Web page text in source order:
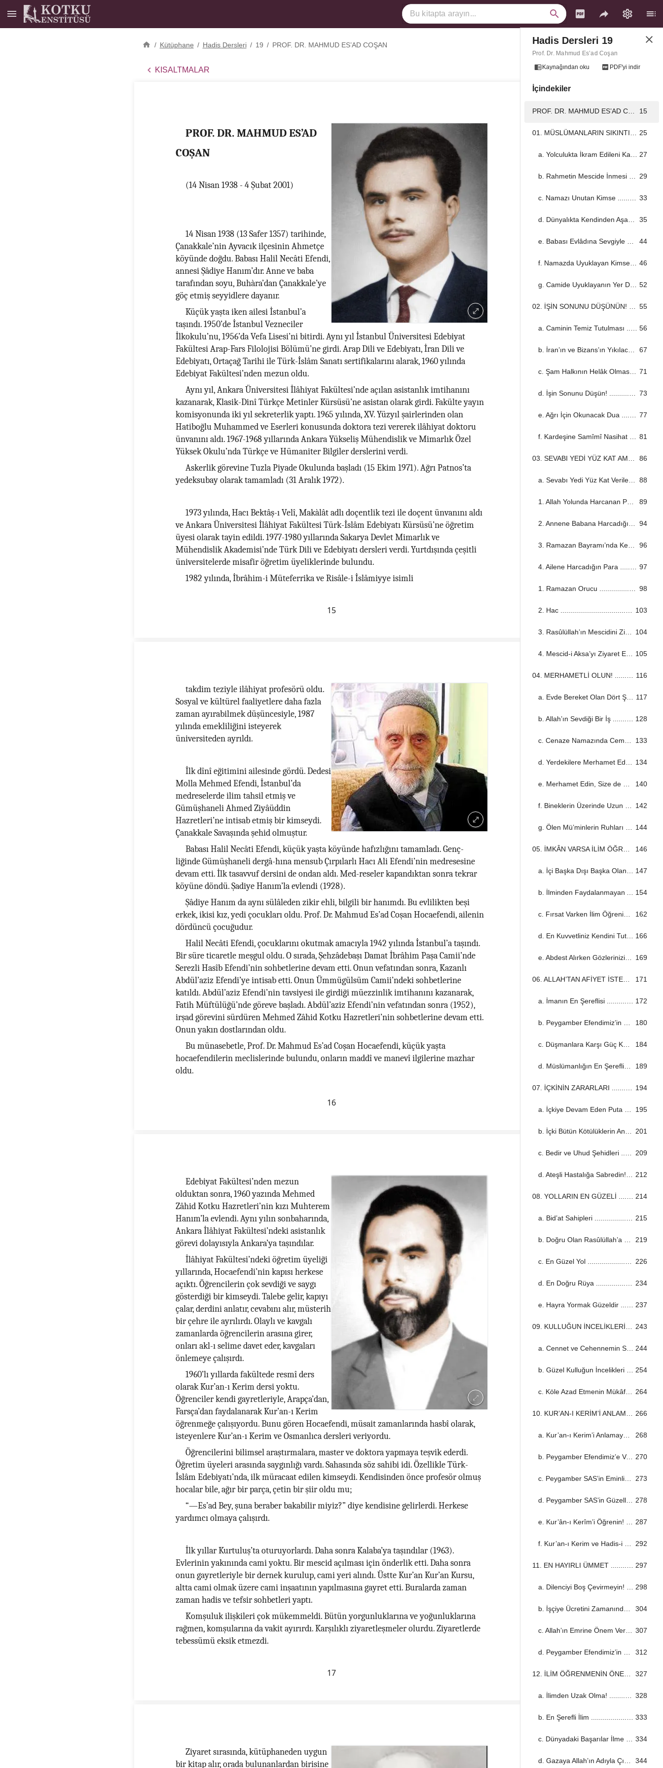
Hadis Dersleri 19
Prof. Dr. Mahmud Es’ad Coşan
Kaynağından oku
PDF'yi indir
İçindekiler
3
ÖNSÖZ ................................................................................................................................... 11
15
25
27
29
33
35
44
46
52
55
56
67
71
73
77
81
86
88
89
94
96
97
98
103
104
105
116
117
128
133
134
140
142
144
146
147
154
162
166
169
171
172
180
184
189
194
195
201
209
212
214
215
219
226
234
237
243
244
254
264
266
268
b. Peygamber Efendimiz’e Vahiy Gelmesi ................................................................................................................................... 270
273
278
287
292
297
298
304
307
312
327
328
333
334
344
/ Kütüphane / Hadis Dersleri / 19 / PROF. DR. MAHMUD ES’AD COŞAN
KISALTMALAR
PROF. DR. MAHMUD ES’AD
COŞAN
(14 Nisan 1938 - 4 Şubat 2001)
14 Nisan 1938 (13 Safer 1357) tarihinde,
Çanakkale’nin Ayvacık ilçesinin Ahmetçe
köyünde doğdu. Babası Halil Necâti Efendi,
annesi Şâdiye Hanım’dır. Anne ve baba
tarafından soyu, Buhàra’dan Çanakkale’ye
göç etmiş seyyidlere dayanır.
Küçük yaşta iken ailesi İstanbul’a
taşındı. 1950’de İstanbul Vezneciler
İlkokulu’nu, 1956’da Vefa Lisesi’ni bitirdi. Aynı yıl İstanbul Üniversitesi Edebiyat
Fakültesi Arap-Fars Filolojisi Bölümü’ne girdi. Arap Dili ve Edebiyatı, İran Dili ve
Edebiyatı, Ortaçağ Tarihi ile Türk-İslâm Sanatı sertifikalarını alarak, 1960 yılında
Edebiyat Fakültesi’nden mezun oldu.
Aynı yıl, Ankara Üniversitesi İlâhiyat Fakültesi’nde açılan asistanlık imtihanını
kazanarak, Klasik-Dinî Türkçe Metinler Kürsüsü’ne asistan olarak girdi. Fakülte yayın
komisyonunda iki yıl sekreterlik yaptı. 1965 yılında, XV. Yüzyıl şairlerinden olan
Hatiboğlu Muhammed ve Eserleri konusunda doktora tezi vererek ilâhiyat doktoru
ünvanını aldı. 1967-1968 yıllarında Ankara Yükseliş Mühendislik ve Mimarlık Özel
Yüksek Okulu’nda Türkçe ve Hümaniter Bilgiler derslerini verdi.
Askerlik görevine Tuzla Piyade Okulunda başladı (15 Ekim 1971). Ağrı Patnos’ta
yedeksubay olarak tamamladı (31 Aralık 1972).
1973 yılında, Hacı Bektâş-ı Velî, Makàlât adlı doçentlik tezi ile doçent ünvanını aldı
ve Ankara Üniversitesi İlâhiyat Fakültesi Türk-İslâm Edebiyatı Kürsüsü’ne öğretim
üyesi olarak tayin edildi. 1977-1980 yıllarında Sakarya Devlet Mimarlık ve
Mühendislik Akademisi’nde Türk Dili ve Edebiyatı dersleri verdi. Yurtdışında çeşitli
üniversitelerde misafir öğretim üyeliklerinde bulundu.
1982 yılında, İbrâhim-i Müteferrika ve Risâle-i İslâmiyye isimli
15
takdim teziyle ilâhiyat profesörü oldu.
Sosyal ve kültürel faaliyetlere daha fazla
zaman ayırabilmek düşüncesiyle, 1987
yılında emekliliğini isteyerek
üniversiteden ayrıldı.
İlk dînî eğitimini ailesinde gördü. Dedesi
Molla Mehmed Efendi, İstanbul’da
medreselerde ilim tahsil etmiş ve
Gümüşhaneli Ahmed Ziyâüddin
Hazretleri’ne intisab etmiş bir kimseydi.
Çanakkale Savaşında şehid olmuştur.
Babası Halil Necâti Efendi, küçük yaşta köyünde hafızlığını tamamladı. Genç-
liğinde Gümüşhaneli dergâ-hına mensub Çırpılarlı Hacı Ali Efendi’nin medresesine
devam etti. İlk tasavvuf dersini de ondan aldı. Med-reseler kapandıktan sonra tekrar
köyüne döndü. Şadiye Hanım’la evlendi (1928).
Şâdiye Hanım da aynı sülâleden zikir ehli, bilgili bir hanımdı. Bu evlilikten beşi
erkek, ikisi kız, yedi çocukları oldu. Prof. Dr. Mahmud Es’ad Coşan Hocaefendi, ailenin
dördüncü çocuğudur.
Halil Necâti Efendi, çocuklarını okutmak amacıyla 1942 yılında İstanbul’a taşındı.
Bir süre ticaretle meşgul oldu. O sırada, Şehzâdebaşı Damat İbrâhim Paşa Camii’nde
Serezli Hasîb Efendi’nin sohbetlerine devam etti. Onun vefatından sonra, Kazanlı
Abdül’aziz Efendi’ye intisab etti. Onun Ümmügülsüm Camii’ndeki sohbetlerine
katıldı. Abdül’aziz Efendi’nin tavsiyesi ile girdiği müezzinlik imtihanını kazanarak,
Fatih Müftülüğü’nde göreve başladı. Abdül’aziz Efendi’nin vefatından sonra (1952),
irşad görevini sürdüren Mehmed Zâhid Kotku Hazretleri’nin sohbetlerine devam etti.
Onun yakın dostlarından oldu.
Bu münasebetle, Prof. Dr. Mahmud Es’ad Coşan Hocaefendi, küçük yaşta
hocaefendilerin meclislerinde bulundu, onların maddî ve manevî ilgilerine mazhar
oldu.
16
Edebiyat Fakültesi’nden mezun
olduktan sonra, 1960 yazında Mehmed
Zâhid Kotku Hazretleri’nin kızı Muhterem
Hanım’la evlendi. Aynı yılın sonbaharında,
Ankara İlâhiyat Fakültesi’ndeki asistanlık
görevi dolayısıyla Ankara’ya taşındılar.
İlâhiyat Fakültesi’ndeki öğretim üyeliği
yıllarında, Hocaefendi’nin kapısı herkese
açıktı. Öğrencilerin çok sevdiği ve saygı
gösterdiği bir kimseydi. Talebe gelir, kapıyı
çalar, derdini anlatır, cevabını alır, müsterih
bir çehre ile ayrılırdı. Olaylı ve kavgalı
zamanlarda öğrencilerin arasına girer,
onları akl-ı selime davet eder, kavgaları
önlemeye çalışırdı.
1960’lı yıllarda fakültede resmî ders
olarak Kur’an-ı Kerim dersi yoktu.
Öğrenciler kendi gayretleriyle, Arapça’dan,
Farsça’dan faydalanarak Kur’an-ı Kerim
öğrenmeğe çalışıyordu. Bunu gören Hocaefendi, müsait zamanlarında hasbî olarak,
isteyenlere Kur’an-ı Kerim ve Osmanlıca dersleri veriyordu.
Öğrencilerini bilimsel araştırmalara, master ve doktora yapmaya teşvik ederdi.
Öğretim üyeleri arasında saygınlığı vardı. Sahasında söz sahibi idi. Özellikle Türk-
İslâm Edebiyatı’nda, ilk müracaat edilen kimseydi. Kendisinden önce profesör olmuş
hocalar bile, ağır bir parça, çetin bir şiir oldu mu;
“—Es’ad Bey, şuna beraber bakabilir miyiz?” diye kendisine gelirlerdi. Herkese
yardımcı olmaya çalışırdı.
İlk yıllar Kurtuluş’ta oturuyorlardı. Daha sonra Kalaba’ya taşındılar (1963).
Evlerinin yakınında cami yoktu. Bir mescid açılması için önderlik etti. Daha sonra
onun gayretleriyle bir dernek kurulup, cami yeri alındı. Üstte Kur’an Kur’an Kursu,
altta cami olmak üzere cami inşaatının yapılmasına gayret etti. Buralarda zaman
zaman hadis ve tefsir sohbetleri yaptı.
Komşuluk ilişkileri çok mükemmeldi. Bütün yorgunluklarına ve yoğunluklarına
rağmen, komşularına da vakit ayırırdı. Karşılıklı ziyaretleşmeler olurdu. Ziyaretlerde
tebessümü eksik etmezdi.
17
Ziyaret sırasında, kütüphaneden uygun
bir kitap alır, orada bulunanlardan birisine